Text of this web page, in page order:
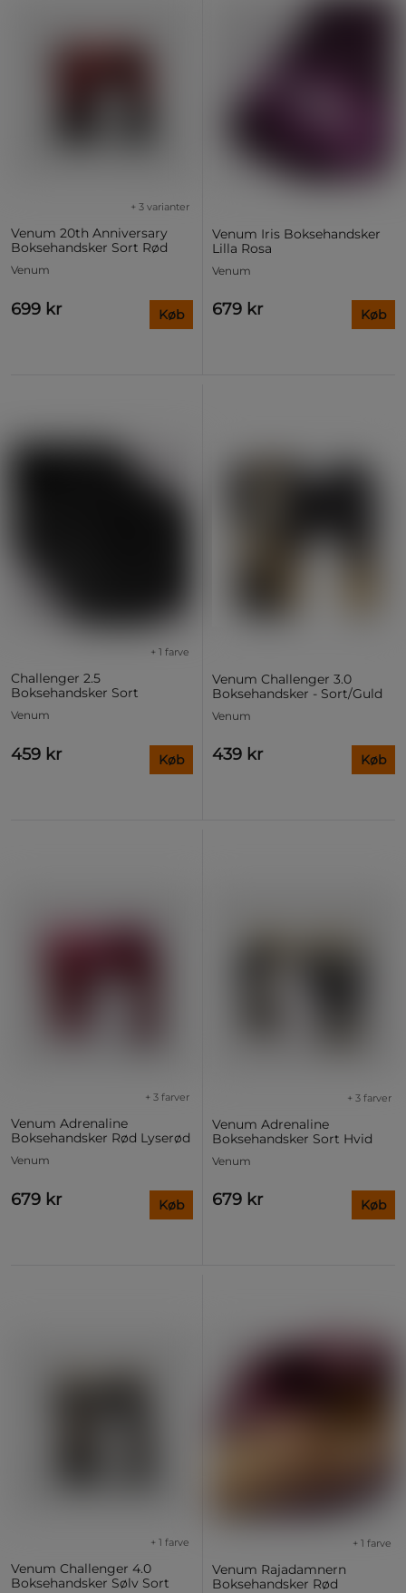
Venum 20th Anniversary
Boksehandsker Sort Rød
+ 3 varianter
Venum
699 kr Køb
Venum Iris Boksehandsker
Lilla Rosa
Venum
679 kr Køb
Challenger 2.5
Boksehandsker Sort
+ 1 farve
Venum
459 kr Køb
Venum Challenger 3.0
Boksehandsker - Sort/Guld
Venum
439 kr Køb
Venum Adrenaline
Boksehandsker Rød Lyserød
+ 3 farver
Venum
679 kr Køb
Venum Adrenaline
Boksehandsker Sort Hvid
+ 3 farver
Venum
679 kr Køb
Venum Challenger 4.0
Boksehandsker Sølv Sort
+ 1 farve
Venum Rajadamnern
Boksehandsker Rød
+ 1 farve